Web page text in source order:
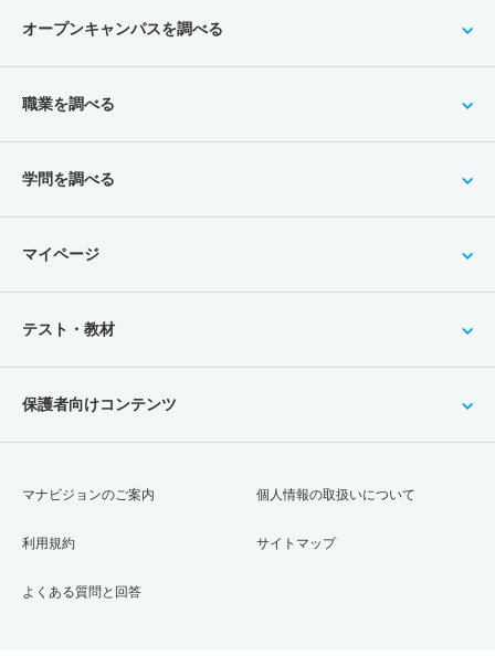
オープンキャンパスを調べる
職業を調べる
学問を調べる
マイページ
テスト・教材
保護者向けコンテンツ
マナビジョンのご案内
利用規約
よくある質問と回答
個人情報の取扱いについて
サイトマップ